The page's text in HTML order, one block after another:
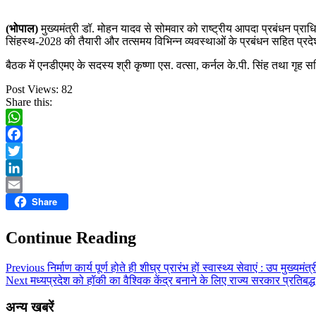
(भोपाल)मुख्यमंत्री डॉ. मोहन यादव से सोमवार को राष्ट्रीय आपदा प्रबंधन
सिंहस्थ-2028 की तैयारी और तत्समय विभिन्न व्यवस्थाओं के प्रबंधन सहित
बैठक में एनडीएमए के सदस्य श्री कृष्णा एस. वत्सा, कर्नल के.पी. सिंह तथा गृह
Post Views: 82
Share this:
WhatsApp
Facebook
Twitter
LinkedIn
Email Share
Continue Reading
Previousनिर्माण कार्य पूर्ण होते ही शीघ्र प्रारंभ हों स्वास्थ्य सेवाएं : उप
Nextमध्यप्रदेश को हॉकी का वैश्विक केंद्र बनाने के लिए राज्य सरकार
अन्य खबरें